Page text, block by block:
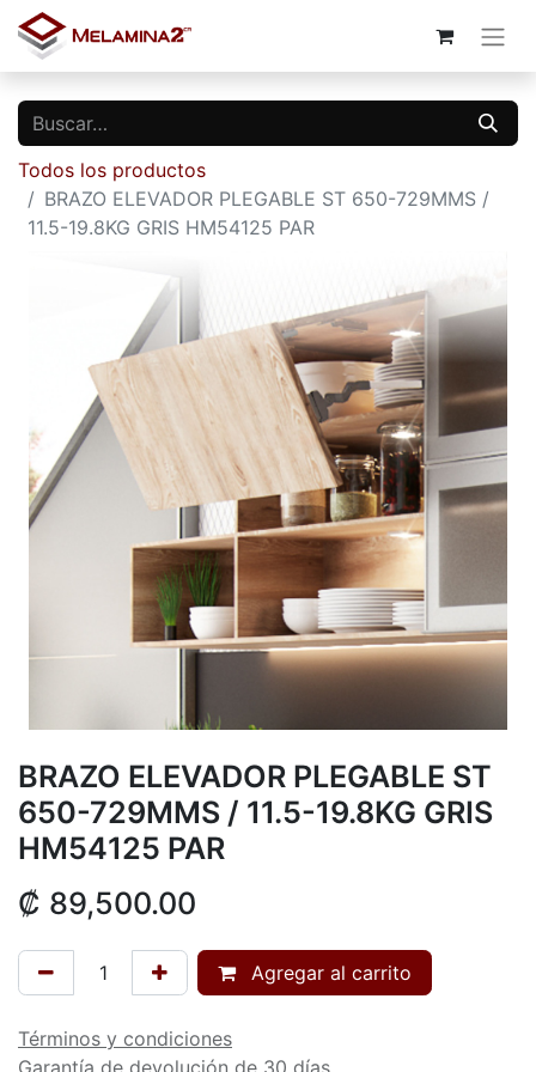
Todos los productos
BRAZO ELEVADOR PLEGABLE ST 650-729MMS /
11.5-19.8KG GRIS HM54125 PAR
BRAZO ELEVADOR PLEGABLE ST
650-729MMS / 11.5-19.8KG GRIS
HM54125 PAR
₡ 89,500.00
Agregar al carrito
Términos y condiciones
Garantía de devolución de 30 días